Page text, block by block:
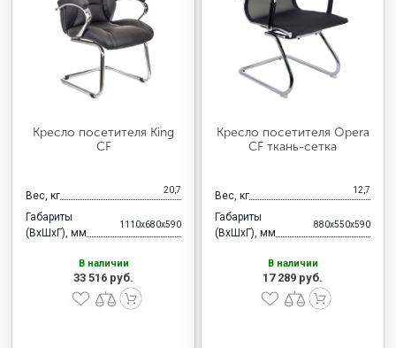
Кресло посетителя King
CF
Вес, кг 20,7
Габариты
(ВхШхГ), мм
1110x680x590
В наличии
33 516 руб.
Кресло посетителя Opera
CF ткань-сетка
Вес, кг 12,7
Габариты
(ВхШхГ), мм
880x550x590
В наличии
17 289 руб.